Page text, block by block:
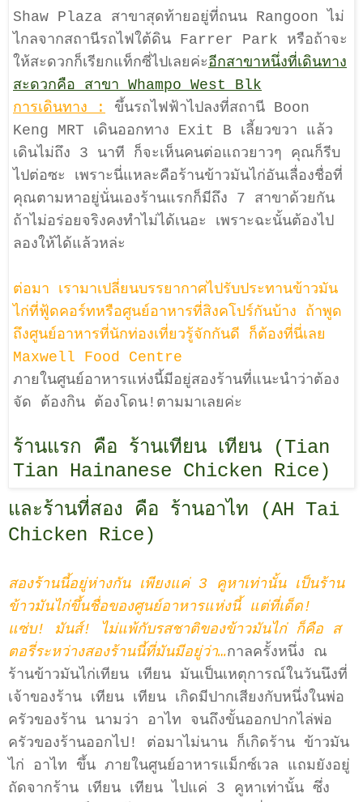
Shaw Plaza สาขาสุดท้ายอยู่ที่ถนน Rangoon ไม่
ไกลจากสถานีรถไฟใต้ดิน Farrer Park หรือถ้าจะ
ให้สะดวกก็เรียกแท็กซี่ไปเลยค่ะอีกสาขาหนึ่งที่เดินทาง
สะดวกคือ สาขา Whampo West Blk
การเดินทาง :
ขึ้นรถไฟฟ้าไปลงที่สถานี Boon
Keng MRT เดินออกทาง Exit B เลี้ยวขวา แล้ว
เดินไม่ถึง 3 นาที ก็จะเห็นคนต่อแถวยาวๆ คุณก็รีบ
ไปต่อซะ เพราะนี่แหละคือร้านข้าวมันไก่อันเลื่องชื่อที่
คุณตามหาอยู่นั่นเองร้านแรกก็มีถึง 7 สาขาด้วยกัน
ถ้าไม่อร่อยจริงคงทำไม่ได้เนอะ เพราะฉะนั้นต้องไป
ลองให้ได้แล้วหล่ะ
ต่อมา เรามาเปลี่ยนบรรยากาศไปรับประทานข้าวมัน
ไก่ที่ฟู้ดคอร์ทหรือศูนย์อาหารที่สิงคโปร์กันบ้าง ถ้าพูด
ถึงศูนย์อาหารที่นักท่องเที่ยวรู้จักกันดี ก็ต้องที่นี่เลย
Maxwell Food Centre
ภายในศูนย์อาหารแห่งนี้มีอยู่สองร้านที่แนะนำว่าต้อง
จัด ต้องกิน ต้องโดน!ตามมาเลยค่ะ
ร้านแรก คือ ร้านเทียน เทียน (Tian
Tian Hainanese Chicken Rice)
และร้านที่สอง คือ ร้านอาไท (AH Tai
Chicken Rice)
สองร้านนี้อยู่ห่างกัน เพียงแค่ 3 คูหาเท่านั้น เป็นร้าน
ข้าวมันไก่ขึ้นชื่อของศูนย์อาหารแห่งนี้ แต่ที่เด็ด!
แซ่บ! มันส์! ไม่แพ้กับรสชาติของข้าวมันไก่ ก็คือ ส
ตอรี่ระหว่างสองร้านนี้ที่มันมีอยู่ว่า…กาลครั้งหนึ่ง ณ
ร้านข้าวมันไก่เทียน เทียน มันเป็นเหตุการณ์ในวันนึงที่
เจ้าของร้าน เทียน เทียน เกิดมีปากเสียงกับหนึ่งในพ่อ
ครัวของร้าน นามว่า อาไท จนถึงขั้นออกปากไล่พ่อ
ครัวของร้านออกไป! ต่อมาไม่นาน ก็เกิดร้าน ข้าวมัน
ไก่ อาไท ขึ้น ภายในศูนย์อาหารแม็กซ์เวล แถมยังอยู่
ถัดจากร้าน เทียน เทียน ไปแค่ 3 คูหาเท่านั้น ซึ่ง